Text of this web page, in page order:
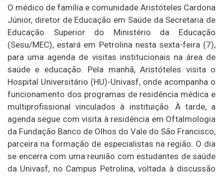
O médico de família e comunidade Aristóteles Cardona
Júnior, diretor de Educação em Saúde da Secretaria de
Educação Superior do Ministério da Educação
(Sesu/MEC), estará em Petrolina nesta sexta-feira (7),
para uma agenda de visitas institucionais na área de
saúde e educação. Pela manhã, Aristóteles visita o
Hospital Universitário (HU)-Univasf, onde acompanha o
funcionamento dos programas de residência médica e
multiprofissional vinculados à instituição. À tarde, a
agenda segue com visita à residência em Oftalmologia
da Fundação Banco de Olhos do Vale do São Francisco,
parceira na formação de especialistas na região. O dia
se encerra com uma reunião com estudantes de saúde
da Univasf, no Campus Petrolina, voltada à discussão